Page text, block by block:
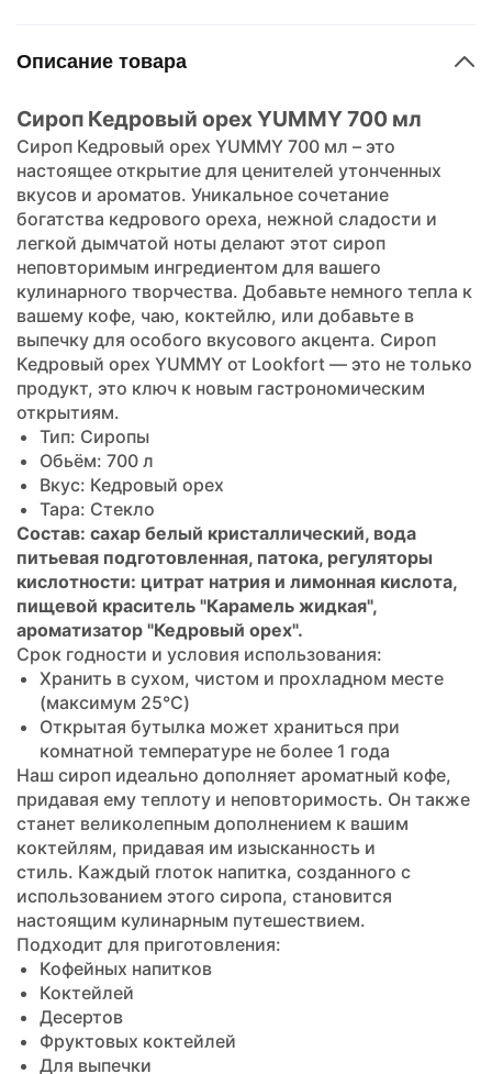
Описание товара
Сироп Кедровый орех YUMMY 700 мл
Сироп Кедровый орех YUMMY 700 мл – это
настоящее открытие для ценителей утонченных
вкусов и ароматов. Уникальное сочетание
богатства кедрового ореха, нежной сладости и
легкой дымчатой ноты делают этот сироп
неповторимым ингредиентом для вашего
кулинарного творчества. Добавьте немного тепла к
вашему кофе, чаю, коктейлю, или добавьте в
выпечку для особого вкусового акцента. Сироп
Кедровый орех YUMMY от Lookfort — это не только
продукт, это ключ к новым гастрономическим
открытиям.
Тип: Сиропы
Обьём: 700 л
Вкус: Кедровый орех
Тара: Стекло
Состав: сахар белый кристаллический, вода
питьевая подготовленная, патока, регуляторы
кислотности: цитрат натрия и лимонная кислота,
пищевой краситель "Карамель жидкая",
ароматизатор "Кедровый орех".
Срок годности и условия использования:
Хранить в сухом, чистом и прохладном месте
(максимум 25°C)
Открытая бутылка может храниться при
комнатной температуре не более 1 года
Наш сироп идеально дополняет ароматный кофе,
придавая ему теплоту и неповторимость. Он также
станет великолепным дополнением к вашим
коктейлям, придавая им изысканность и
стиль. Каждый глоток напитка, созданного с
использованием этого сиропа, становится
настоящим кулинарным путешествием.
Подходит для приготовления:
Кофейных напитков
Коктейлей
Десертов
Фруктовых коктейлей
Для выпечки